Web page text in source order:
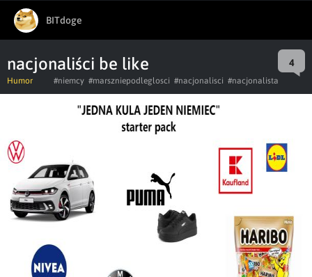
BITdoge
nacjonaliści be like 4
Humor #niemcy #marszniepodleglosci #nacjonalisci #nacjonalista